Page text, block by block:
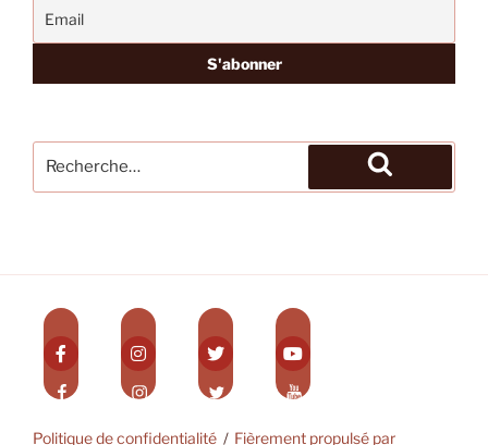
pour
Recherche
Politique de confidentialité Fièrement propulsé par